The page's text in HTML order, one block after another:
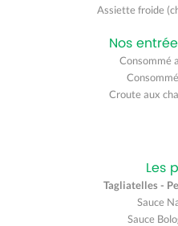
Assiette froide
Nos
Consommé
Croute aux
Les
Tagliatelles -
Sauce
Sauce